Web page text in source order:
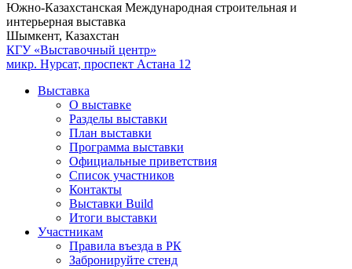
Южно-Казахстанская Международная строительная и
интерьерная выставка
Шымкент, Казахстан
КГУ «Выставочный центр»
микр. Нурсат, проспект Астана 12
Выставка
О выставке
Разделы выставки
План выставки
Программа выставки
Официальные приветствия
Cписок участников
Контакты
Выставки Build
Итоги выставки
Участникам
Правила въезда в РК
Забронируйте стенд